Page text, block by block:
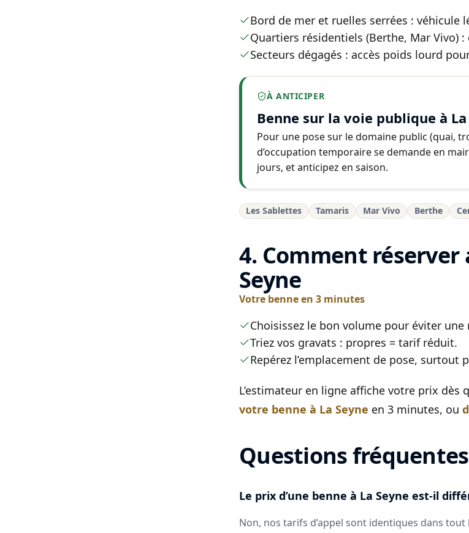
Bord de mer et ruelles serrées : véhicule
Quartiers résidentiels (Berthe, Mar Vivo)
Secteurs dégagés : accès poids lourd
À ANTICIPER
Benne sur la voie publique à La
Pour une pose sur le domaine public (quai,
d’occupation temporaire se demande en
jours, et anticipez en saison.
Les Sablettes Tamaris Mar Vivo Berthe
4. Comment réserver
Seyne
Votre benne en 3 minutes
Choisissez le bon volume pour éviter
Triez vos gravats : propres = tarif réduit.
Repérez l’emplacement de pose, surtout
L’estimateur en ligne affiche votre prix dès
votre benne à La Seyne en 3 minutes, ou
Questions fréquentes
Le prix d’une benne à La Seyne est-il
Non, nos tarifs d’appel sont identiques dans tout